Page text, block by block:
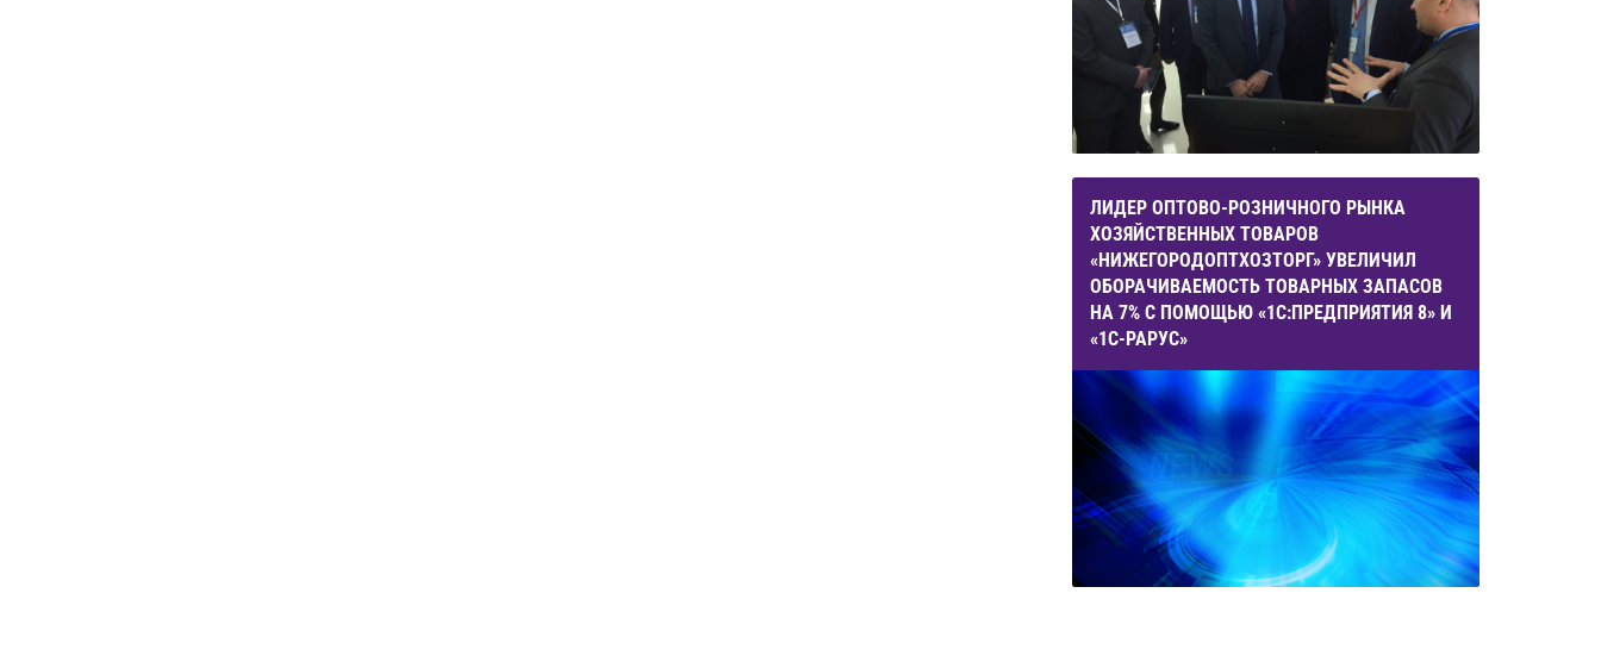
ЛИДЕР ОПТОВО-РОЗНИЧНОГО РЫНКА
ХОЗЯЙСТВЕННЫХ ТОВАРОВ
«НИЖЕГОРОДОПТХОЗТОРГ» УВЕЛИЧИЛ
ОБОРАЧИВАЕМОСТЬ ТОВАРНЫХ ЗАПАСОВ
НА 7% С ПОМОЩЬЮ «1С:ПРЕДПРИЯТИЯ 8» И
«1С-РАРУС»